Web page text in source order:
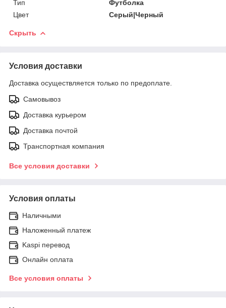
Тип
Футболка
Цвет
Серый|Черный
Скрыть
Условия доставки
Доставка осуществляется только по предоплате.
Самовывоз
Доставка курьером
Доставка почтой
Транспортная компания
Все условия доставки
Условия оплаты
Наличными
Наложенный платеж
Kaspi перевод
Онлайн оплата
Все условия оплаты